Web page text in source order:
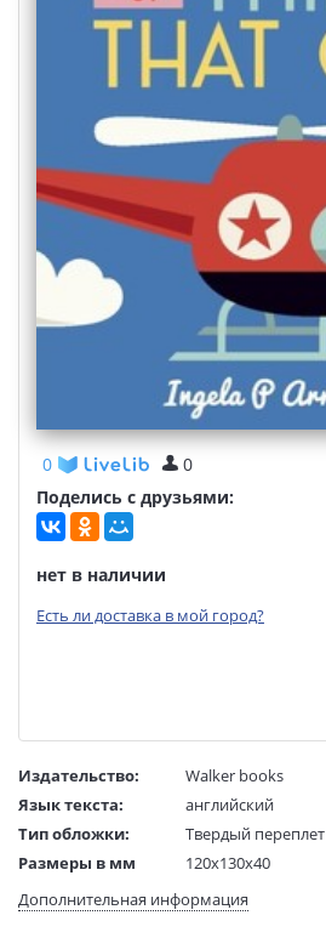
0
0
Поделись с друзьями:
нет в наличии
Есть ли доставка в мой город?
Издательство:
Walker books
Язык текста:
английский
Тип обложки:
Твердый переплет
Размеры в мм
120x130x40
Вес:
1 гр.
Дополнительная информация